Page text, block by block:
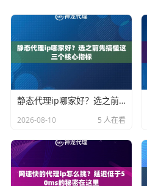
静态代理ip哪家好？选之前先搞懂这三个核心指标
2026-08-10 5 人在看